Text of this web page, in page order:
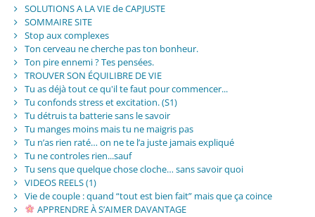
SOLUTIONS A LA VIE de CAPJUSTE
SOMMAIRE SITE
Stop aux complexes
Ton cerveau ne cherche pas ton bonheur.
Ton pire ennemi ? Tes pensées.
TROUVER SON ÉQUILIBRE DE VIE
Tu as déjà tout ce qu'il te faut pour commencer...
Tu confonds stress et excitation. (S1)
Tu détruis ta batterie sans le savoir
Tu manges moins mais tu ne maigris pas
Tu n’as rien raté… on ne te l’a juste jamais expliqué
Tu ne controles rien...sauf
Tu sens que quelque chose cloche… sans savoir quoi
VIDEOS REELS (1)
Vie de couple : quand “tout est bien fait” mais que ça coince
APPRENDRE À S’AIMER DAVANTAGE